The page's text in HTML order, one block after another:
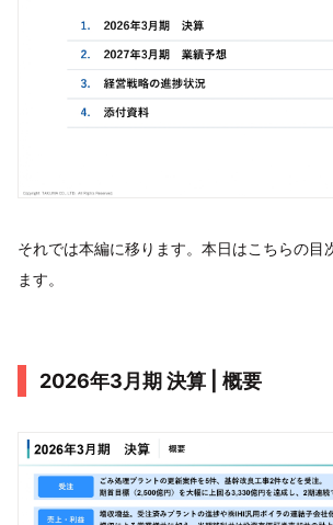
それでは本編に移ります。本日はこちらの目
ます。
2026年3月期 決算 | 概要